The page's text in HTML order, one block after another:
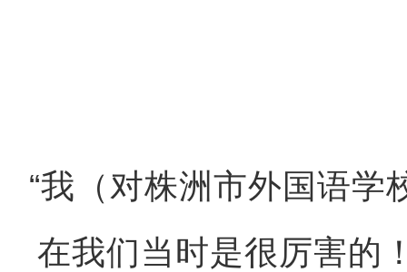
“我（对株洲市外国语
在我们当时是很厉害的